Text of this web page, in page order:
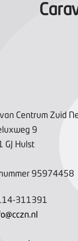
Centrum Zuid
9
GJ Hulst
95974458
311391